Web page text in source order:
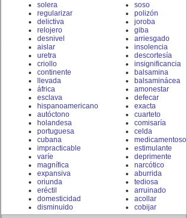
solera
regularizar
delictiva
relojero
desnivel
aislar
uretra
criollo
continente
llevada
áfrica
esclava
hispanoamericano
autóctono
holandesa
portuguesa
cubana
impracticable
varíe
magnífica
expansiva
oriunda
eréctil
domesticidad
disminuido
soso
polizón
joroba
giba
arriesgado
insolencia
descortesía
insignificancia
balsamina
balsaminácea
amonestar
defecar
exacta
cuarteto
comisaría
celda
medicamentoso
estimulante
deprimente
narcótico
aburrida
tediosa
arruinado
acollar
cobijar